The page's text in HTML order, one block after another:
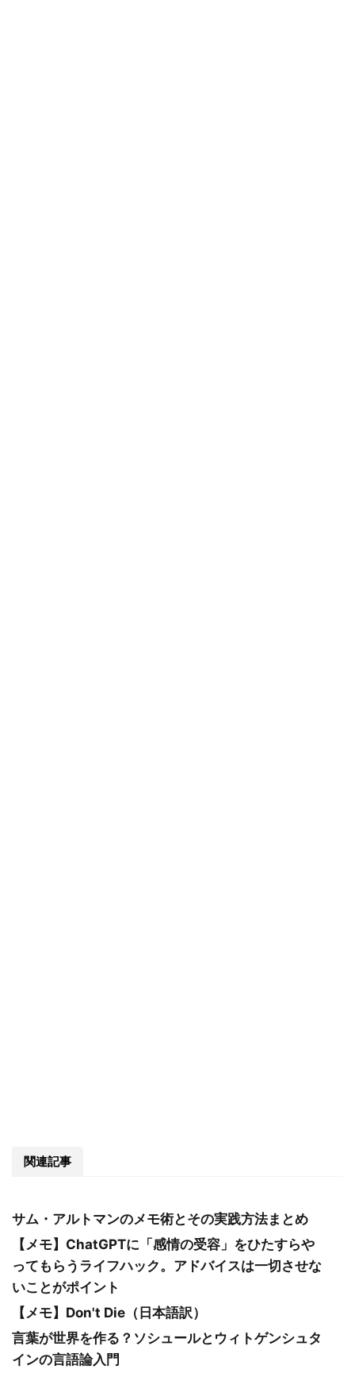
関連記事
サム・アルトマンのメモ術とその実践方法まとめ
【メモ】ChatGPTに「感情の受容」をひたすらや
ってもらうライフハック。アドバイスは一切させな
いことがポイント
【メモ】Don't Die（日本語訳）
言葉が世界を作る？ソシュールとウィトゲンシュタ
インの言語論入門